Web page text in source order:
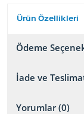
Ürün Özellikleri
Ödeme
İade ve
Yorumlar (0)